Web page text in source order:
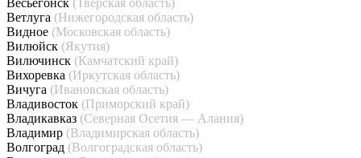
Весьегонск (Тверская область)
Ветлуга (Нижегородская область)
Видное (Московская область)
Вилюйск (Якутия)
Вилючинск (Камчатский край)
Вихоревка (Иркутская область)
Вичуга (Ивановская область)
Владивосток (Приморский край)
Владикавказ (Северная Осетия — Алания)
Владимир (Владимирская область)
Волгоград (Волгоградская область)